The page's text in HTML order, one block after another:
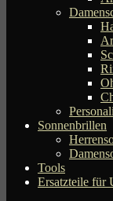
Sonnenbrillen
Tools
Ersatzteile für